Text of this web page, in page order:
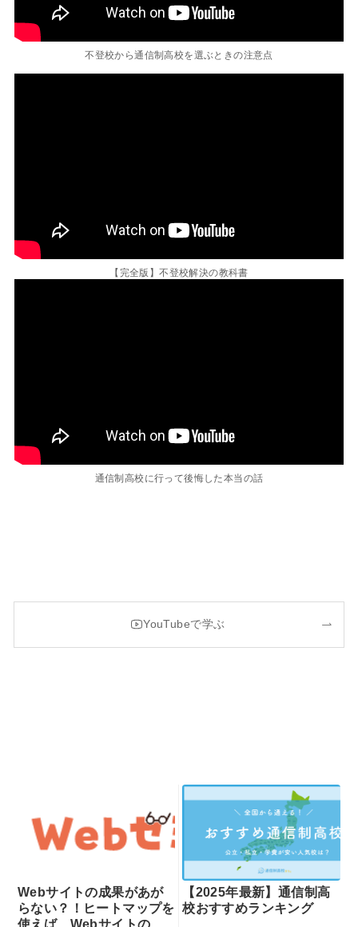
不登校から通信制高校を選ぶときの注意点
【完全版】不登校解決の教科書
通信制高校に行って後悔した本当の話
YouTubeで学ぶ
Webサイトの成果があが
らない？！ヒートマップを
使えば、Webサイトの課
【2025年最新】通信制高
校おすすめランキング